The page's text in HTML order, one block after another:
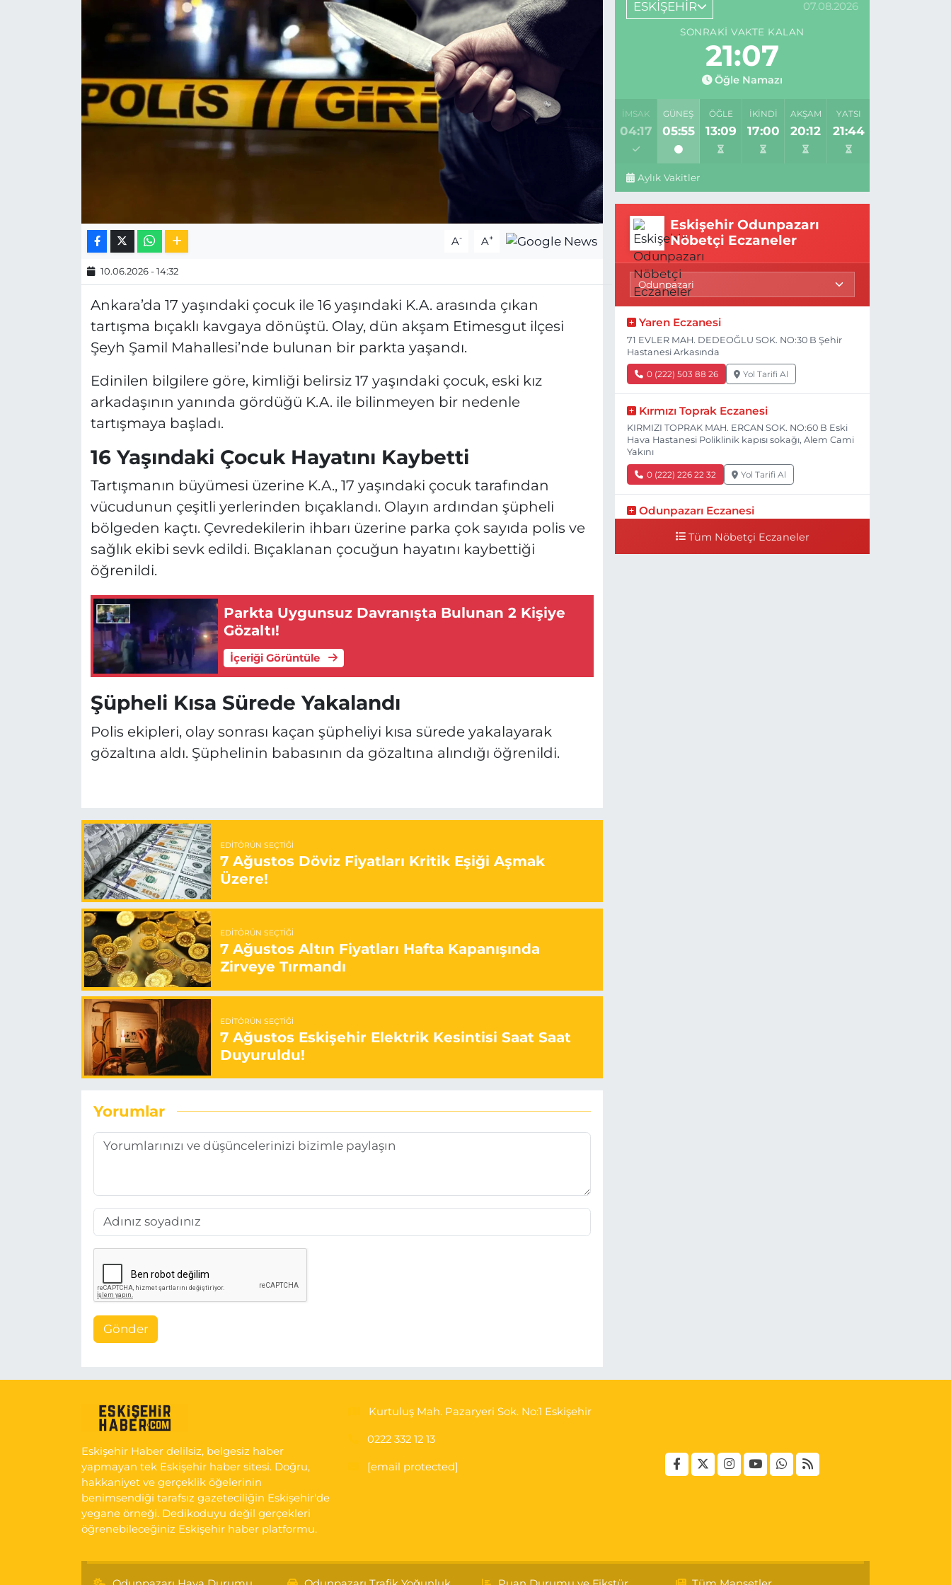
A- A+
10.06.2026 - 14:32
Ankara’da 17 yaşındaki çocuk ile 16 yaşındaki K.A. arasında çıkan
tartışma bıçaklı kavgaya dönüştü. Olay, dün akşam Etimesgut ilçesi
Şeyh Şamil Mahallesi’nde bulunan bir parkta yaşandı.
Edinilen bilgilere göre, kimliği belirsiz 17 yaşındaki çocuk, eski kız
arkadaşının yanında gördüğü K.A. ile bilinmeyen bir nedenle
tartışmaya başladı.
16 Yaşındaki Çocuk Hayatını Kaybetti
Tartışmanın büyümesi üzerine K.A., 17 yaşındaki çocuk tarafından
vücudunun çeşitli yerlerinden bıçaklandı. Olayın ardından şüpheli
bölgeden kaçtı. Çevredekilerin ihbarı üzerine parka çok sayıda polis ve
sağlık ekibi sevk edildi. Bıçaklanan çocuğun hayatını kaybettiği
öğrenildi.
Parkta Uygunsuz Davranışta Bulunan 2 Kişiye
Gözaltı!
İçeriği Görüntüle
Şüpheli Kısa Sürede Yakalandı
Polis ekipleri, olay sonrası kaçan şüpheliyi kısa sürede yakalayarak
gözaltına aldı. Şüphelinin babasının da gözaltına alındığı öğrenildi.
EDITÖRÜN SEÇTIĞI
7 Ağustos Döviz Fiyatları Kritik Eşiği Aşmak
Üzere!
EDITÖRÜN SEÇTIĞI
7 Ağustos Altın Fiyatları Hafta Kapanışında
Zirveye Tırmandı
EDITÖRÜN SEÇTIĞI
7 Ağustos Eskişehir Elektrik Kesintisi Saat Saat
Duyuruldu!
Yorumlar
Gönder
ESKİŞEHİR 07.08.2026
SONRAKI VAKTE KALAN
21:06
Öğle Namazı
İMSAK
04:17
GÜNEŞ
05:55
ÖĞLE
13:09
İKINDI
17:00
AKŞAM
20:12
YATSI
21:44
Aylık Vakitler
Eskişehir Odunpazarı
Nöbetçi Eczaneler
Yaren Eczanesi
71 EVLER MAH. DEDEOĞLU SOK. NO:30 B Şehir
Hastanesi Arkasında
0 (222) 503 88 26 Yol Tarifi Al
Kırmızı Toprak Eczanesi
KIRMIZI TOPRAK MAH. ERCAN SOK. NO:60 B Eski
Hava Hastanesi Poliklinik kapısı sokağı, Alem Cami
Yakını
0 (222) 226 22 32 Yol Tarifi Al
Odunpazarı Eczanesi
NO:21 E TIP FAKÜLTESİ KARŞISI
Tüm Nöbetçi Eczaneler
Eskişehir Haber delilsiz, belgesiz haber
yapmayan tek Eskişehir haber sitesi. Doğru,
hakkaniyet ve gerçeklik öğelerinin
benimsendiği tarafsız gazeteciliğin Eskişehir'de
yegane örneği. Dedikoduyu değil gerçekleri
öğrenebileceğiniz Eskişehir haber platformu.
Kurtuluş Mah. Pazaryeri Sok. No:1 Eskişehir
0222 332 12 13
[email protected]